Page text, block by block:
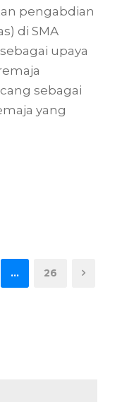
pengabdian
di SMA
upaya
sebagai
yang
… 26